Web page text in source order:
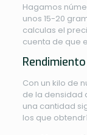
Hagamos
unos 15-20
calculas el
cuenta de que
Con un kilo de
de la densidad
una cantidad
los que